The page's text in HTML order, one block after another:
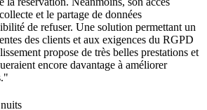
et le partage de données
de refuser. Une solution permettant un
des clients et aux exigences du RGPD
propose de très belles prestations et
encore davantage à améliorer